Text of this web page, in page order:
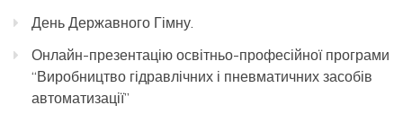
День Державного Гімну.
Онлайн-презентацію освітньо-професійної програми
“Виробництво гідравлічних і пневматичних засобів
автоматизації”